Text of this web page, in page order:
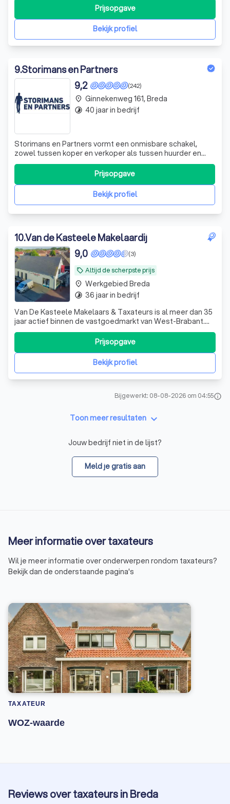
bieden we een breed scala aan financiële diensten onder
één dak. Of je nu op zoek bent naar een verzekering,
hypotheek of pensioenadvies, bij
Bekijk profiel
Prijsopgave
9.Storimans en Partners
(242)
9,2
Storimans en Partners vormt een onmisbare schakel,
zowel tussen koper en verkoper als tussen huurder en
verhuurder. Als begeleider van het hele proces, als
vertrouwenspersoon en als belangenbehartiger aan de
onderhandelingstafel. Naast aan- en verkoopbegeleiding
verrichten we als geregistreerde en g
Bekijk profiel
Prijsopgave
place Ginnekenweg 161, Breda
timelapse 40 jaar in bedrijf
10.Van de Kasteele Makelaardij
local_offer Altijd de scherpste prijs
(3)
9,0
Van De Kasteele Makelaars & Taxateurs is al meer dan 35
jaar actief binnen de vastgoedmarkt van West-Brabant.
Dankzij onze regionale marktkennis begeleiden wij
particulieren en ondernemers.
Bekijk profiel
Prijsopgave
place Werkgebied Breda
timelapse 36 jaar in bedrijf
Bijgewerkt: 08-08-2026 om 04:55info
Toon meer resultaten keyboard_arrow_down
Jouw bedrijf niet in de lijst?
Meld je gratis aan
Meer informatie over taxateurs
Wil je meer informatie over onderwerpen rondom taxateurs?
Bekijk dan de onderstaande pagina's
TAXATEUR
WOZ-waarde
Reviews over taxateurs in Breda